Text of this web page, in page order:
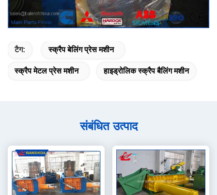
टैग: स्क्रैप बेलिंग प्रेस मशीन
स्क्रैप मेटल प्रेस मशीन हाइड्रोलिक स्क्रैप बैलिंग मशीन
संबंधित उत्पाद